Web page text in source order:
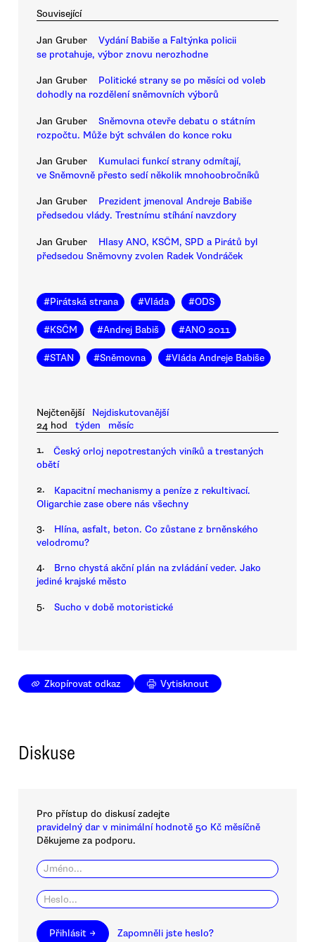
Související
Jan Gruber
Vydání Babiše a Faltýnka policii
se protahuje, výbor znovu nerozhodne
Jan Gruber
Politické strany se po měsíci od voleb
dohodly na rozdělení sněmovních výborů
Jan Gruber
Sněmovna otevře debatu o státním
rozpočtu. Může být schválen do konce roku
Jan Gruber
Kumulaci funkcí strany odmítají,
ve Sněmovně přesto sedí několik mnohoobročníků
Jan Gruber
Prezident jmenoval Andreje Babiše
předsedou vlády. Trestnímu stíhání navzdory
Jan Gruber
Hlasy ANO, KSČM, SPD a Pirátů byl
předsedou Sněmovny zvolen Radek Vondráček
#Pirátská strana #Vláda #ODS
#KSČM #Andrej Babiš #ANO 2011
#STAN #Sněmovna #Vláda Andreje Babiše
Nejčtenější
Nejdiskutovanější
24 hod
týden měsíc
1.
Český orloj nepotrestaných viníků a trestaných
obětí
2.
Kapacitní mechanismy a peníze z rekultivací.
Oligarchie zase obere nás všechny
3.
Hlína, asfalt, beton. Co zůstane z brněnského
velodromu?
4.
Brno chystá akční plán na zvládání veder. Jako
jediné krajské město
5. Sucho v době motoristické
Zkopírovat odkaz Vytisknout
Diskuse
Pro přístup do diskusí zadejte
pravidelný dar v minimální hodnotě 50 Kč měsíčně
Děkujeme za podporu.
Přihlásit → Zapomněli jste heslo?